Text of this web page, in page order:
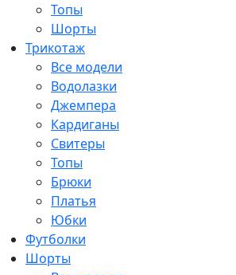
Топы
Шорты
Трикотаж
Все модели
Водолазки
Джемпера
Кардиганы
Свитеры
Топы
Брюки
Платья
Юбки
Футболки
Шорты